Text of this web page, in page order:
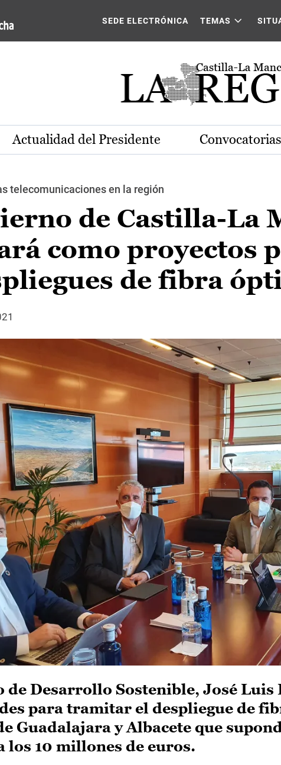
SEDE ELECTRÓNICA TEMAS
Actualidad del Presidente Convocatorias
telecomunicaciones en la región
de Castilla-La
como proyectos
de fibra
de Desarrollo Sostenible, José Luis
para tramitar el despliegue de
Guadalajara y Albacete que
los 10 millones de euros.